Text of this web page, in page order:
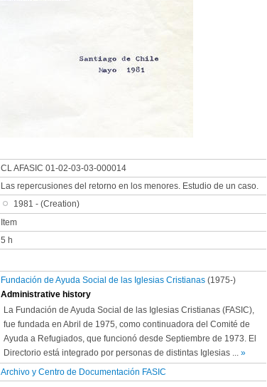
CL AFASIC 01-02-03-03-000014
Las repercusiones del retorno en los menores. Estudio de un caso.
1981 - (Creation)
Item
5 h
Fundación de Ayuda Social de las Iglesias Cristianas (1975-)
Administrative history
La Fundación de Ayuda Social de las Iglesias Cristianas (FASIC),
fue fundada en Abril de 1975, como continuadora del Comité de
Ayuda a Refugiados, que funcionó desde Septiembre de 1973. El
Directorio está integrado por personas de distintas Iglesias ... »
Archivo y Centro de Documentación FASIC